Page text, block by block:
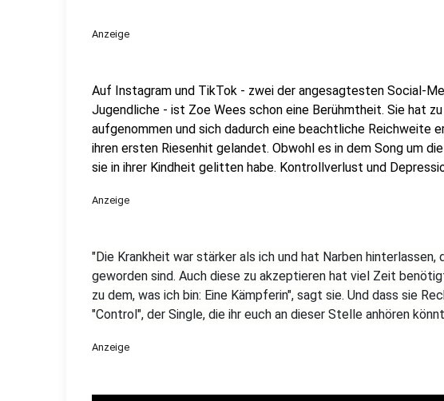
Anzeige
Auf Instagram und TikTok - zwei der angesagtesten Social-
Jugendliche - ist Zoe Wees schon eine Berühmtheit. Sie hat
aufgenommen und sich dadurch eine beachtliche Reichweite
ihren ersten Riesenhit gelandet. Obwohl es in dem Song um
sie in ihrer Kindheit gelitten habe. Kontrollverlust und
Anzeige
"Die Krankheit war stärker als ich und hat Narben hinterlassen,
geworden sind. Auch diese zu akzeptieren hat viel Zeit
zu dem, was ich bin: Eine Kämpferin", sagt sie. Und dass sie
"Control", der Single, die ihr euch an dieser Stelle anhören
Anzeige